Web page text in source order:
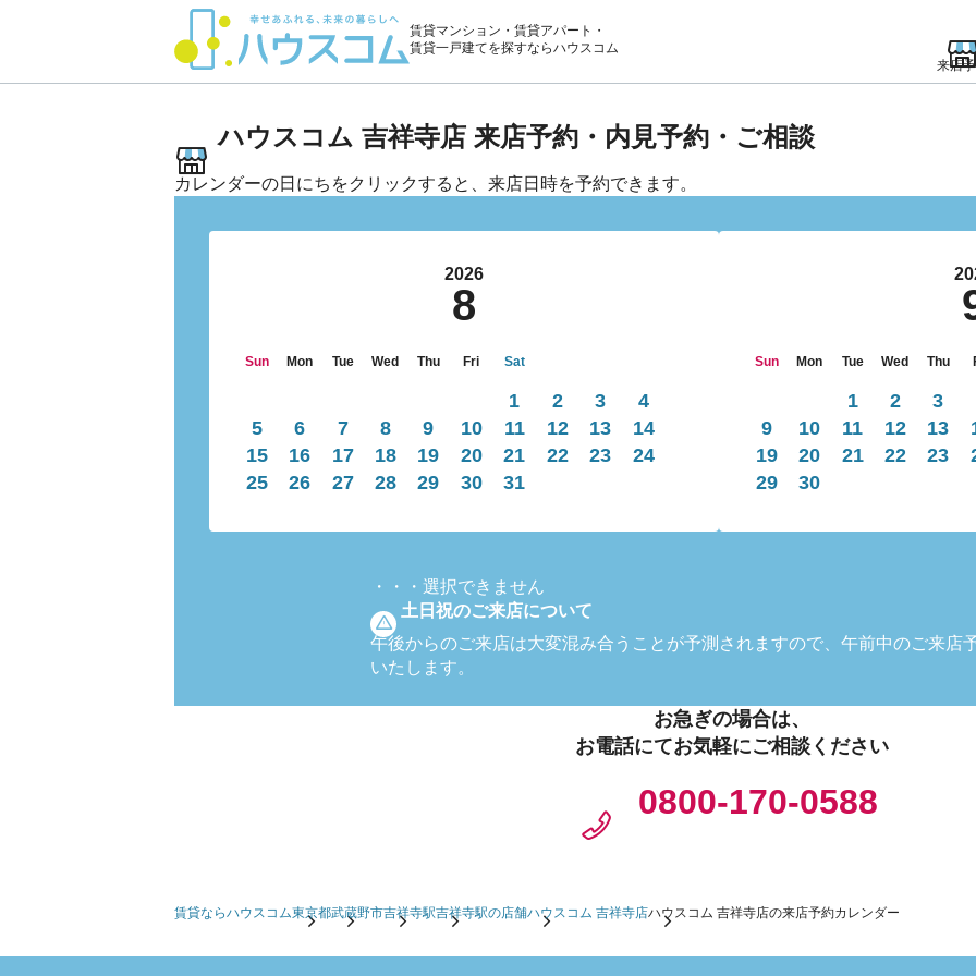
賃貸マンション・賃貸アパート・
賃貸一戸建てを探すならハウスコム
来店
ハウスコム 吉祥寺店 来店予約・内見予約・ご相談
カレンダーの日にちをクリックすると、来店日時を予約できます。
2026
8
Sun Mon Tue Wed Thu Fri Sat
1 2 3
4
5
6 7 8 9 10 11 12 13
14
15
16 17 18 19 20 21 22 23
24
25
26 27 28 29 30 31
Sun Mon Tue Wed Thu
1 2 3
9
10 11 12 13
19
20 21 22 23
29
30
・・・ 選択できません
土日祝のご来店について
午後からのご来店は大変混み合うことが予測されますので、午前中のご来店
いたします。
お急ぎの場合は、
お電話にてお気軽にご相談ください
0800-170-0588
賃貸ならハウスコム東京都武蔵野市吉祥寺駅吉祥寺駅の店舗ハウスコム 吉祥寺店ハウスコム 吉祥寺店の来店予約カレンダー